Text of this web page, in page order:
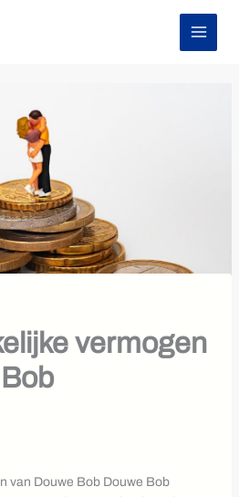
vermogen
van Douwe Bob Douwe Bob